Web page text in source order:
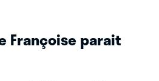
Françoise parait